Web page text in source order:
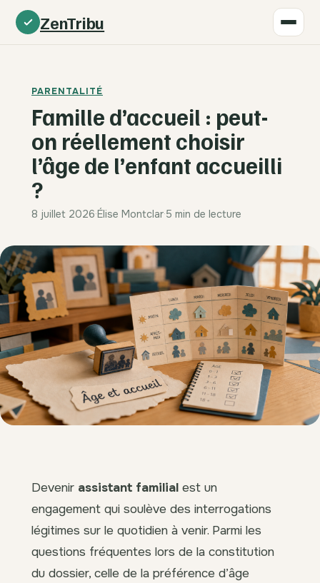
ZenTribu
PARENTALITÉ
Famille d’accueil : peut-
on réellement choisir
l’âge de l’enfant accueilli
?
8 juillet 2026·Élise Montclar·5 min de lecture
Devenir assistant familial est un
engagement qui soulève des interrogations
légitimes sur le quotidien à venir. Parmi les
questions fréquentes lors de la constitution
du dossier, celle de la préférence d’âge